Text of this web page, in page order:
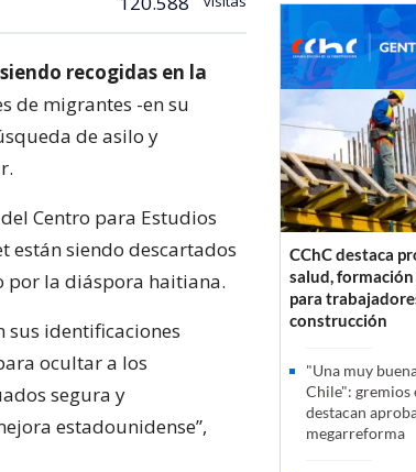
recogidas en la
de migrantes -en su
de asilo y
Centro para Estudios
están siendo descartados
por la diáspora haitiana.
sus identificaciones
ocultar a los
segura y
estadounidense”,
CChC destaca
salud,
para
construcción
"Una muy
Chile": gremios
destacan
megarreforma